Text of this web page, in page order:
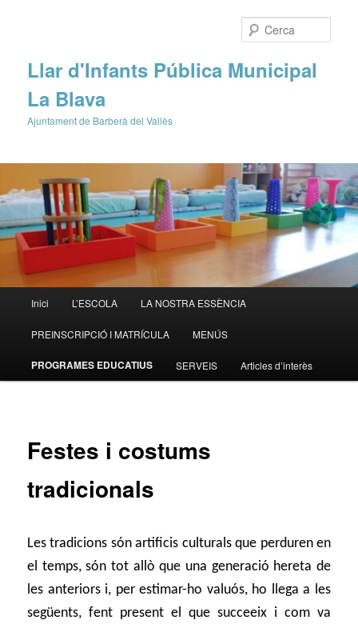
Llar d'Infants Pública Municipal
La Blava
Ajuntament de Barberà del Vallès
principal
Aneu
al
contingut
Inici L’ESCOLA LA NOSTRA ESSÈNCIA
PREINSCRIPCIÓ I MATRÍCULA MENÚS
PROGRAMES EDUCATIUS SERVEIS Articles d’interès
Festes i costums
tradicionals
Les tradicions són artificis culturals que perduren en
el temps, són tot allò que una generació hereta de
les anteriors i, per estimar-ho valuós, ho llega a les
següents, fent present el que succeeix i com va